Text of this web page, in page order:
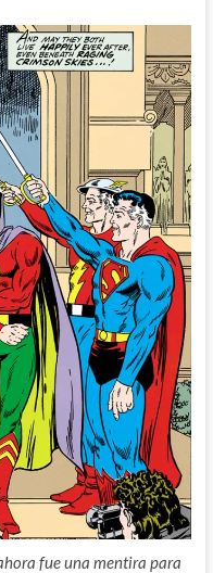
fue una mentira para